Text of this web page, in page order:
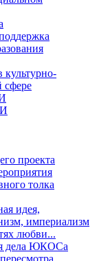
культурно-
сфере
проекта
толка
идея,
империализм
любви...
дела ЮКОСа